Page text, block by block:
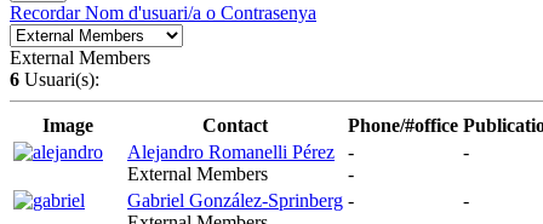
Recordar Nom d'usuari/a o Contrasenya
External Members
6 Usuari(s):
Image Contact Phone/#office
Alejandro Romanelli Pérez
External Members
-
-
-
Gabriel González-Sprinberg -
-